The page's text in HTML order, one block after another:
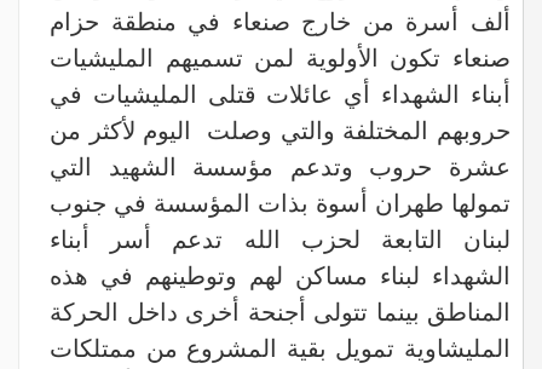
ألف أسرة من خارج صنعاء في منطقة حزام
صنعاء تكون الأولوية لمن تسميهم المليشيات
أبناء الشهداء أي عائلات قتلى المليشيات في
حروبهم المختلفة والتي وصلت اليوم لأكثر من
عشرة حروب وتدعم مؤسسة الشهيد التي
تمولها طهران أسوة بذات المؤسسة في جنوب
لبنان التابعة لحزب الله تدعم أسر أبناء
الشهداء لبناء مساكن لهم وتوطينهم في هذه
المناطق بينما تتولى أجنحة أخرى داخل الحركة
المليشاوية تمويل بقية المشروع من ممتلكات